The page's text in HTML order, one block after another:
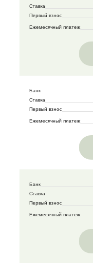
Ставка
Первый взнос
Ежемесячный платеж
Банк
Ставка
Первый взнос
Ежемесячный платеж
Банк
Ставка
Первый взнос
Ежемесячный платеж